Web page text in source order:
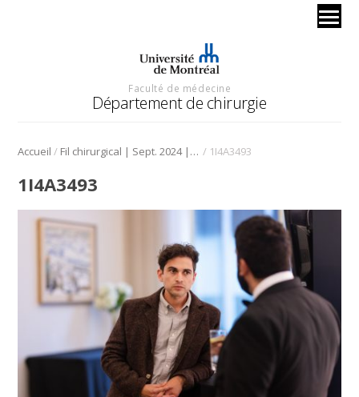
Faculté de médecine
Département de chirurgie
Accueil / Fil chirurgical | Sept. 2024 | Rentrée universitaire / 1I4A3493
1I4A3493